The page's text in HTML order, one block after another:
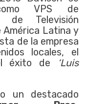
VPS de
de Televisión
América Latina y
de la empresa
locales, el
éxito de ‘Luis
un destacado